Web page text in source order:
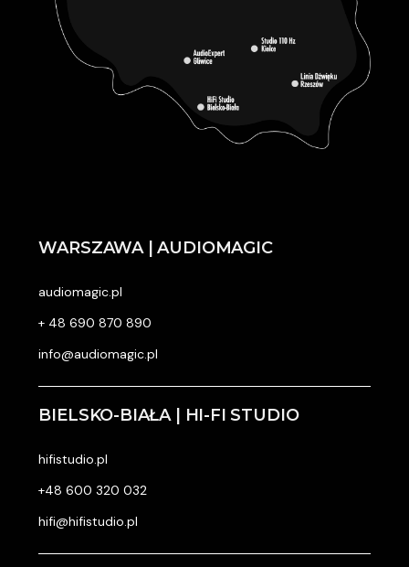
WARSZAWA | AUDIOMAGIC
audiomagic.pl
+ 48 690 870 890
info@audiomagic.pl
BIELSKO-BIAŁA | HI-FI STUDIO
hifistudio.pl
+48 600 320 032
hifi@hifistudio.pl